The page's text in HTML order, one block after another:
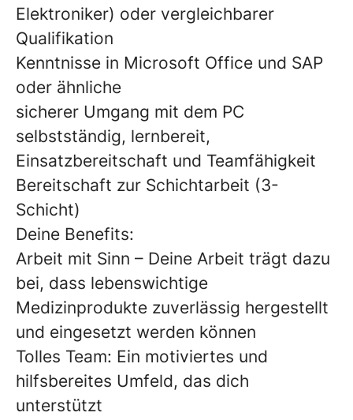
Elektroniker) oder vergleichbarer
Qualifikation
Kenntnisse in Microsoft Office und SAP
oder ähnliche
sicherer Umgang mit dem PC
selbstständig, lernbereit,
Einsatzbereitschaft und Teamfähigkeit
Bereitschaft zur Schichtarbeit (3-
Schicht)
Deine Benefits:
Arbeit mit Sinn – Deine Arbeit trägt dazu
bei, dass lebenswichtige
Medizinprodukte zuverlässig hergestellt
und eingesetzt werden können
Tolles Team: Ein motiviertes und
hilfsbereites Umfeld, das dich
unterstützt